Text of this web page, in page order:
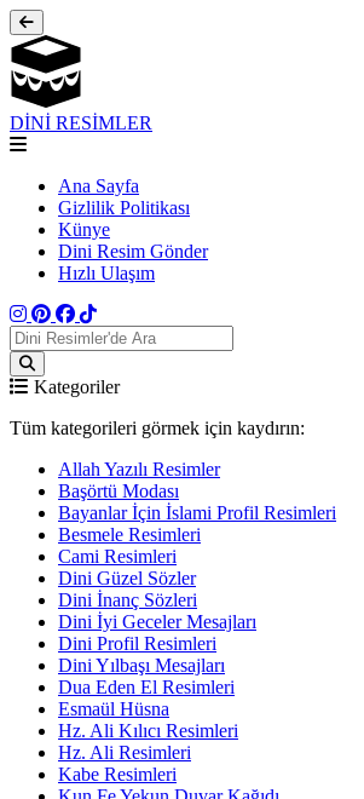
DİNİ RESİMLER
Ana Sayfa
Gizlilik Politikası
Künye
Dini Resim Gönder
Hızlı Ulaşım
Kategoriler
Tüm kategorileri görmek için kaydırın:
Allah Yazılı Resimler
Başörtü Modası
Bayanlar İçin İslami Profil Resimleri
Besmele Resimleri
Cami Resimleri
Dini Güzel Sözler
Dini İnanç Sözleri
Dini İyi Geceler Mesajları
Dini Profil Resimleri
Dini Yılbaşı Mesajları
Dua Eden El Resimleri
Esmaül Hüsna
Hz. Ali Kılıcı Resimleri
Hz. Ali Resimleri
Kabe Resimleri